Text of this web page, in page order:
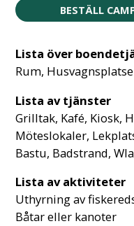
BESTÄLL
Lista över
Rum,
Lista av tjänster
Grilltak, Kafé, Kiosk,
Möteslokaler,
Bastu, Badstrand,
Lista av aktiviteter
Uthyrning av
Båtar eller kanoter